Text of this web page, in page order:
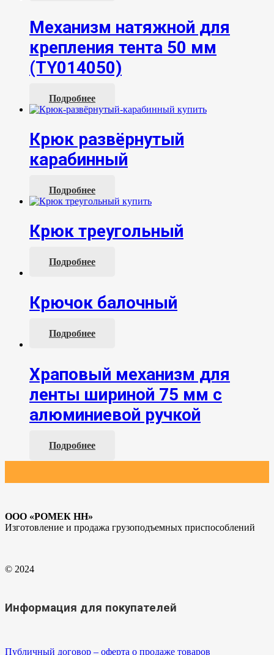
Механизм натяжной для
крепления тента 50 мм
(TY014050)
Подробнее
Крюк развёрнутый
карабинный
Подробнее
Крюк треугольный
Подробнее
Крючок балочный
Подробнее
Храповый механизм для
ленты шириной 75 мм с
алюминиевой ручкой
Подробнее
ООО «РОМЕК НН»
Изготовление и продажа грузоподъемных приспособлений
© 2024
Информация для покупателей
Публичный договор – оферта о продаже товаров